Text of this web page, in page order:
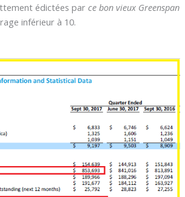
édictées par ce bon vieux Greenspan
inférieur à 10.